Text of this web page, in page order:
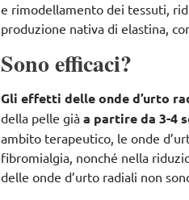
e rimodellamento dei tessuti,
produzione nativa di elastina,
Sono efficaci?
Gli effetti delle onde d’urto
della pelle giàa partire da 3-4
ambito terapeutico, le onde
fibromialgia, nonché nella
delle onde d’urto radiali non